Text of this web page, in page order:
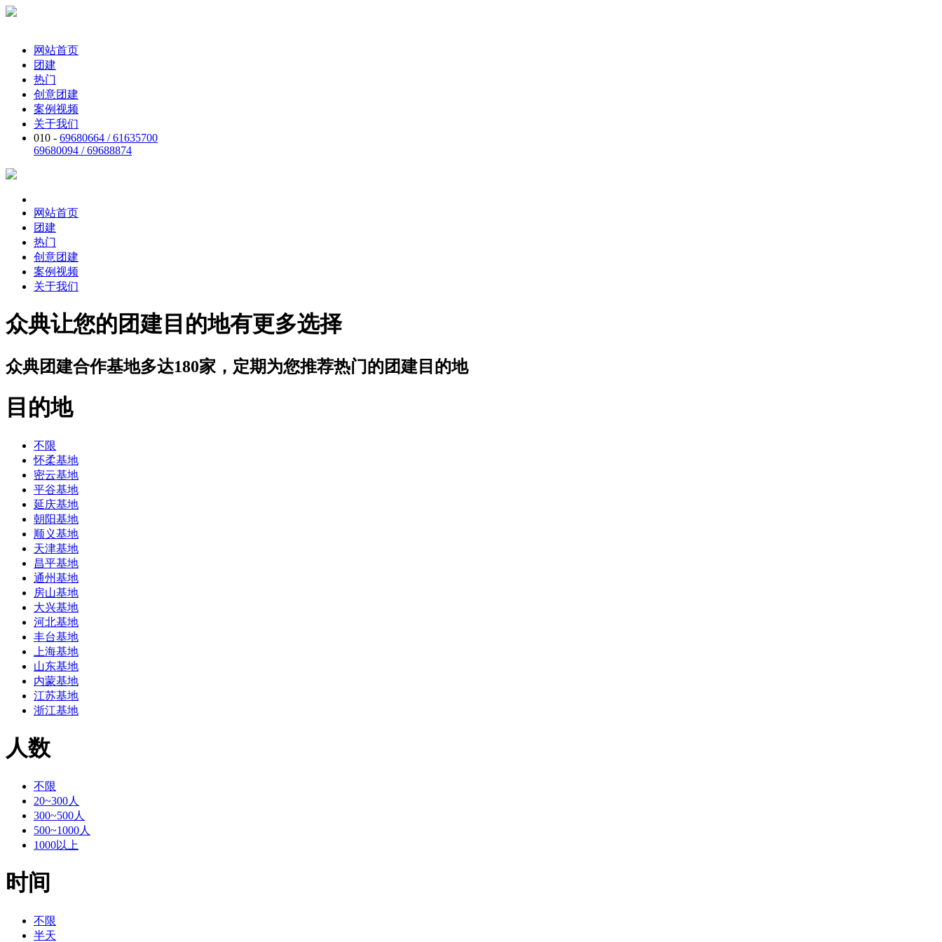
网站首页
团建
热门
创意团建
案例视频
关于我们
010 - 69680664 / 61635700
69680094 / 69688874
网站首页
团建
热门
创意团建
案例视频
关于我们
众典让您的团建目的地有更多选择
众典团建合作基地多达180家，定期为您推荐热门的团建目的地
目的地
不限
怀柔基地
密云基地
平谷基地
延庆基地
朝阳基地
顺义基地
天津基地
昌平基地
通州基地
房山基地
大兴基地
河北基地
丰台基地
上海基地
山东基地
内蒙基地
江苏基地
浙江基地
人数
不限
20~300人
300~500人
500~1000人
1000以上
时间
不限
半天